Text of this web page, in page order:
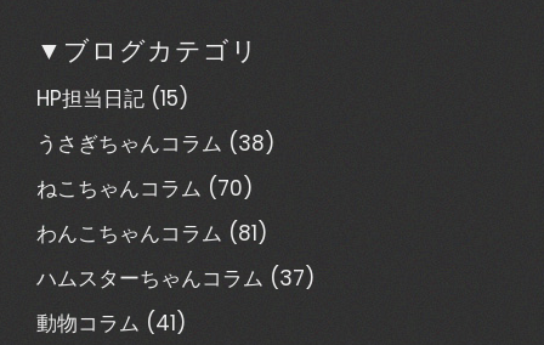
▼ブログカテゴリ
HP担当日記 (15)
うさぎちゃんコラム (38)
ねこちゃんコラム (70)
わんこちゃんコラム (81)
ハムスターちゃんコラム (37)
動物コラム (41)